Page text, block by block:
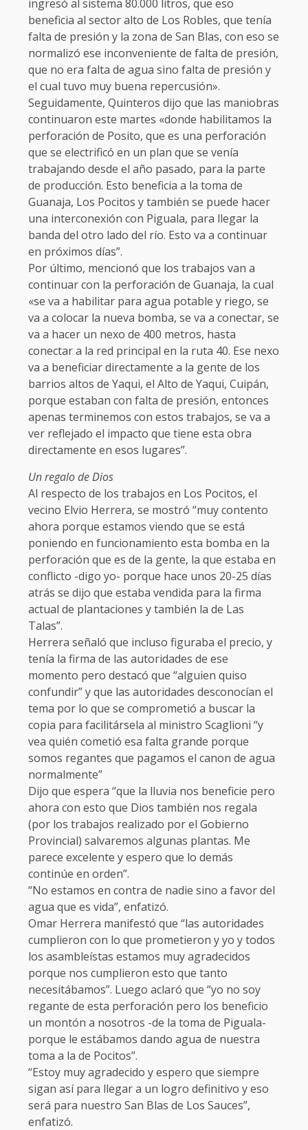
ingresó al sistema 80.000 litros, que eso
beneficia al sector alto de Los Robles, que tenía
falta de presión y la zona de San Blas, con eso se
normalizó ese inconveniente de falta de presión,
que no era falta de agua sino falta de presión y
el cual tuvo muy buena repercusión».
Seguidamente, Quinteros dijo que las maniobras
continuaron este martes «donde habilitamos la
perforación de Posito, que es una perforación
que se electrificó en un plan que se venía
trabajando desde el año pasado, para la parte
de producción. Esto beneficia a la toma de
Guanaja, Los Pocitos y también se puede hacer
una interconexión con Piguala, para llegar la
banda del otro lado del río. Esto va a continuar
en próximos días”.
Por último, mencionó que los trabajos van a
continuar con la perforación de Guanaja, la cual
«se va a habilitar para agua potable y riego, se
va a colocar la nueva bomba, se va a conectar, se
va a hacer un nexo de 400 metros, hasta
conectar a la red principal en la ruta 40. Ese nexo
va a beneficiar directamente a la gente de los
barrios altos de Yaqui, el Alto de Yaqui, Cuipán,
porque estaban con falta de presión, entonces
apenas terminemos con estos trabajos, se va a
ver reflejado el impacto que tiene esta obra
directamente en esos lugares”.
Un regalo de Dios
Al respecto de los trabajos en Los Pocitos, el
vecino Elvio Herrera, se mostró “muy contento
ahora porque estamos viendo que se está
poniendo en funcionamiento esta bomba en la
perforación que es de la gente, la que estaba en
conflicto -digo yo- porque hace unos 20-25 días
atrás se dijo que estaba vendida para la firma
actual de plantaciones y también la de Las
Talas”.
Herrera señaló que incluso figuraba el precio, y
tenía la firma de las autoridades de ese
momento pero destacó que “alguien quiso
confundir” y que las autoridades desconocían el
tema por lo que se comprometió a buscar la
copia para facilitársela al ministro Scaglioni “y
vea quién cometió esa falta grande porque
somos regantes que pagamos el canon de agua
normalmente”
Dijo que espera “que la lluvia nos beneficie pero
ahora con esto que Dios también nos regala
(por los trabajos realizado por el Gobierno
Provincial) salvaremos algunas plantas. Me
parece excelente y espero que lo demás
continúe en orden”.
“No estamos en contra de nadie sino a favor del
agua que es vida”, enfatizó.
Omar Herrera manifestó que “las autoridades
cumplieron con lo que prometieron y yo y todos
los asambleístas estamos muy agradecidos
porque nos cumplieron esto que tanto
necesitábamos”. Luego aclaró que “yo no soy
regante de esta perforación pero los beneficio
un montón a nosotros -de la toma de Piguala-
porque le estábamos dando agua de nuestra
toma a la de Pocitos”.
“Estoy muy agradecido y espero que siempre
sigan así para llegar a un logro definitivo y eso
será para nuestro San Blas de Los Sauces”,
enfatizó.